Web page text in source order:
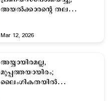
അയൽക്കാരന്റെ തല
Mar 12, 2026
അയ്യായിരമല്ല,
മുപ്പത്തയായിരം;
ലൈംഗികതയില്‍